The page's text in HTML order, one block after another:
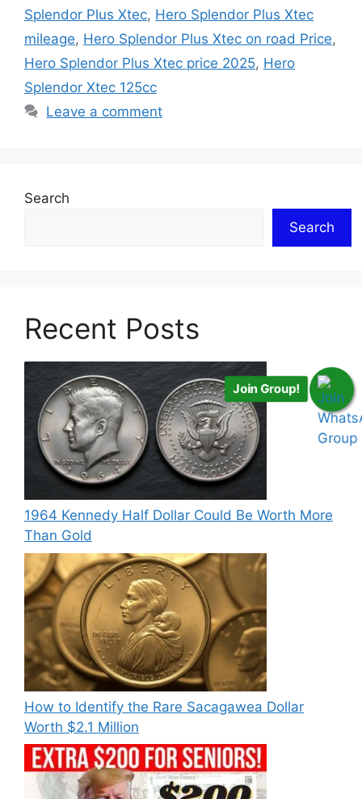
Splendor Plus Xtec, Hero Splendor Plus Xtec
mileage, Hero Splendor Plus Xtec on road Price,
Hero Splendor Plus Xtec price 2025, Hero
Splendor Xtec 125cc
Leave a comment
Search
Search
Recent Posts
1964 Kennedy Half Dollar Could Be Worth More
Than Gold
How to Identify the Rare Sacagawea Dollar
Worth $2.1 Million
Join Group!